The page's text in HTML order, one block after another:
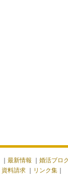
最新情報
婚活ブロ
資料請求｜ リンク集｜